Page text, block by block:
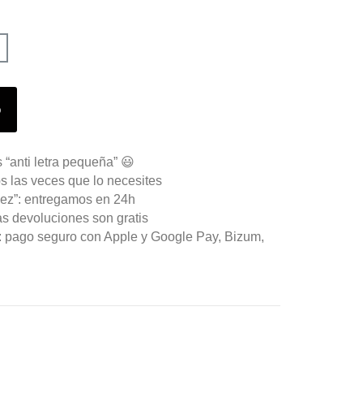
“anti letra pequeña” 😃
las veces que lo necesites
entregamos en 24h
devoluciones son gratis
seguro con Apple y Google Pay, Bizum,